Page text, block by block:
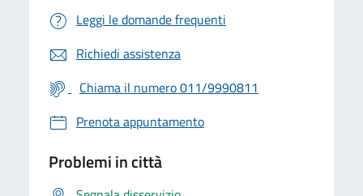
Leggi le domande frequenti
Richiedi assistenza
Chiama il numero 011/9990811
Prenota appuntamento
Problemi in città